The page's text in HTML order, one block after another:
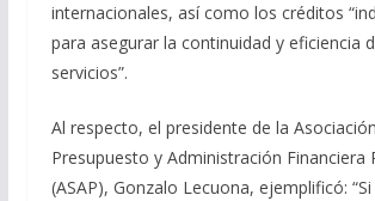
internacionales, así como los créditos
para asegurar la continuidad y eficiencia
servicios”.
Al respecto, el presidente de la
Presupuesto y Administración Financiera
(ASAP), Gonzalo Lecuona, ejemplificó: “Si